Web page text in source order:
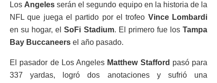
LosAngeles serán el segundo equipo en la historia de la
NFL que juega el partido por el trofeo Vince Lombardi
en su hogar, elSoFi Stadium. El primero fue losTampa
Bay Buccaneers el año pasado.
El pasador de Los Angeles Matthew Stafford pasó para
337 yardas, logró dos anotaciones y sufrió una